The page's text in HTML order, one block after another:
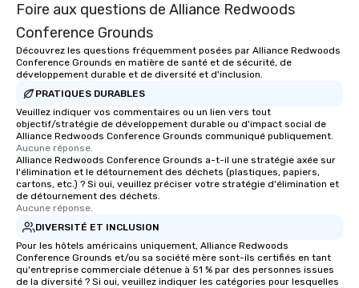
Foire aux questions de Alliance Redwoods
Conference Grounds
Découvrez les questions fréquemment posées par Alliance Redwoods
Conference Grounds en matière de santé et de sécurité, de
développement durable et de diversité et d'inclusion.
PRATIQUES DURABLES
Veuillez indiquer vos commentaires ou un lien vers tout
objectif/stratégie de développement durable ou d'impact social de
Alliance Redwoods Conference Grounds communiqué publiquement.
Aucune réponse.
Alliance Redwoods Conference Grounds a-t-il une stratégie axée sur
l'élimination et le détournement des déchets (plastiques, papiers,
cartons, etc.) ? Si oui, veuillez préciser votre stratégie d'élimination et
de détournement des déchets.
Aucune réponse.
DIVERSITÉ ET INCLUSION
Pour les hôtels américains uniquement, Alliance Redwoods
Conference Grounds et/ou sa société mère sont-ils certifiés en tant
qu'entreprise commerciale détenue à 51 % par des personnes issues
de la diversité ? Si oui, veuillez indiquer les catégories pour lesquelles